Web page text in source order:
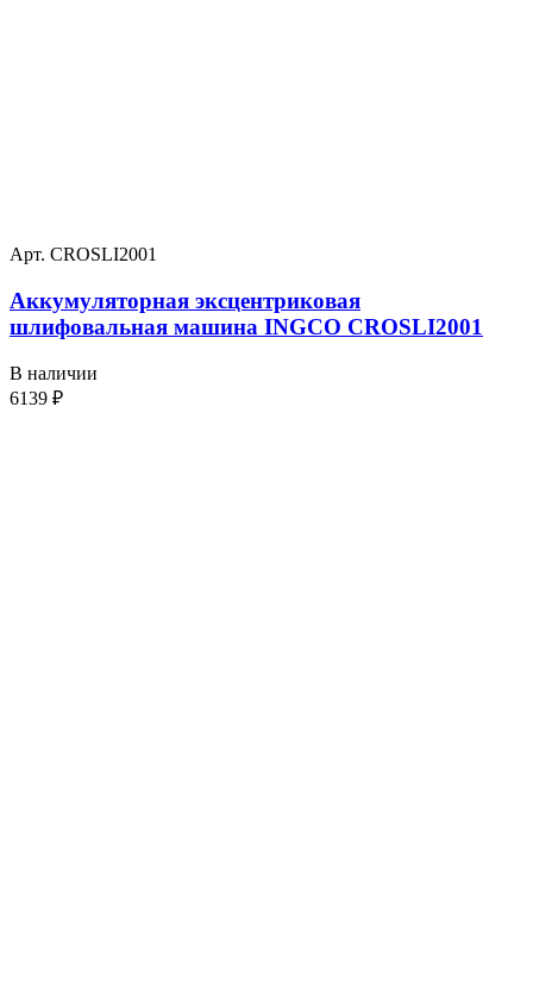
Арт. CROSLI2001
Аккумуляторная эксцентриковая
шлифовальная машина INGCO CROSLI2001
В наличии
6139 ₽